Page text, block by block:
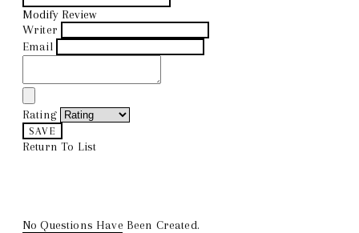
Modify Review
Writer
Email
Rating
SAVE
Return To List
No Questions Have Been Created.